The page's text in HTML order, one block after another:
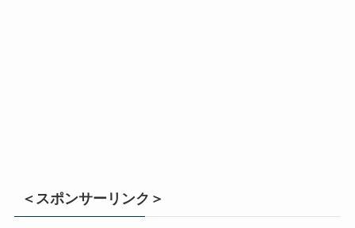
＜スポンサーリンク＞